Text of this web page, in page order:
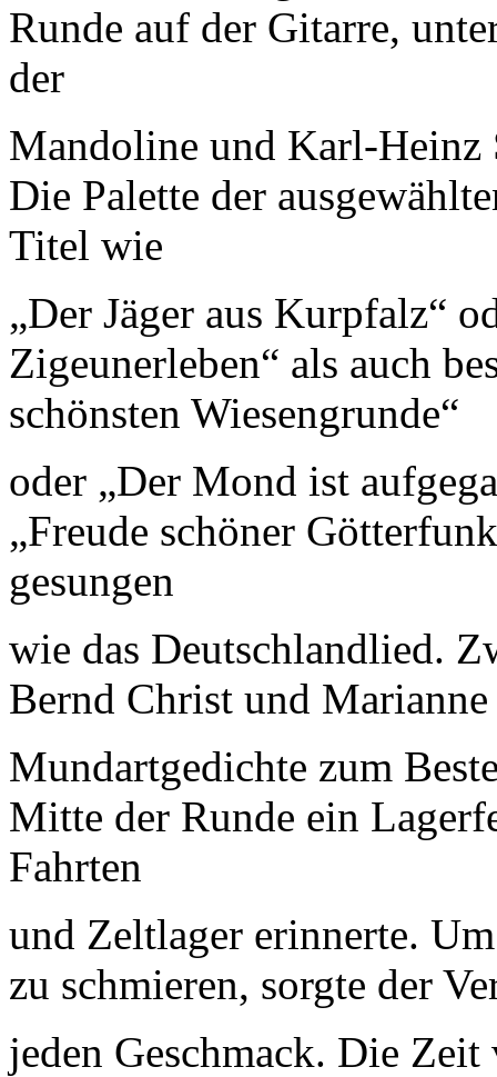
Runde auf der Gitarre,
der
Mandoline und Karl-Heinz
Die Palette der
Titel wie
„Der Jäger aus Kurpfalz“
Zigeunerleben“ als auch
schönsten Wiesengrunde“
oder „Der Mond ist
„Freude schöner
gesungen
wie das Deutschlandlied.
Bernd Christ und
Mundartgedichte zum
Mitte der Runde ein
Fahrten
und Zeltlager erinnerte.
zu schmieren, sorgte der
jeden Geschmack. Die